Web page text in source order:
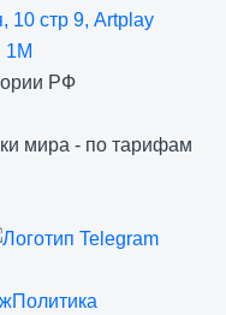
10 стр 9, Artplay
1М
РФ
мира - по тарифам
Политика